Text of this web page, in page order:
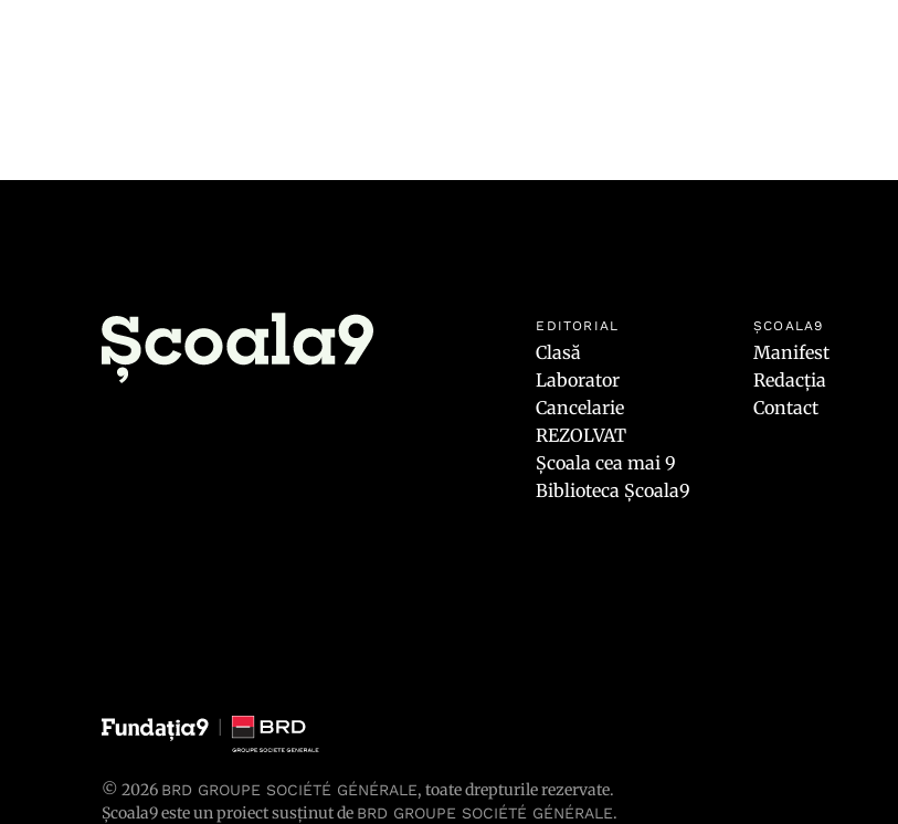
EDITORIAL
Clasă
Laborator
Cancelarie
REZOLVAT
Școala cea mai 9
Biblioteca Școala9
ȘCOALA9
Manifest
Redacția
Contact
© 2026 BRD GROUPE SOCIÉTÉ GÉNÉRALE, toate drepturile rezervate.
Școala9 este un proiect susținut de BRD GROUPE SOCIÉTÉ GÉNÉRALE.